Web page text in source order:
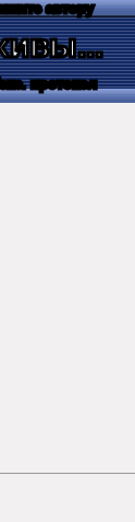
автору
протокол